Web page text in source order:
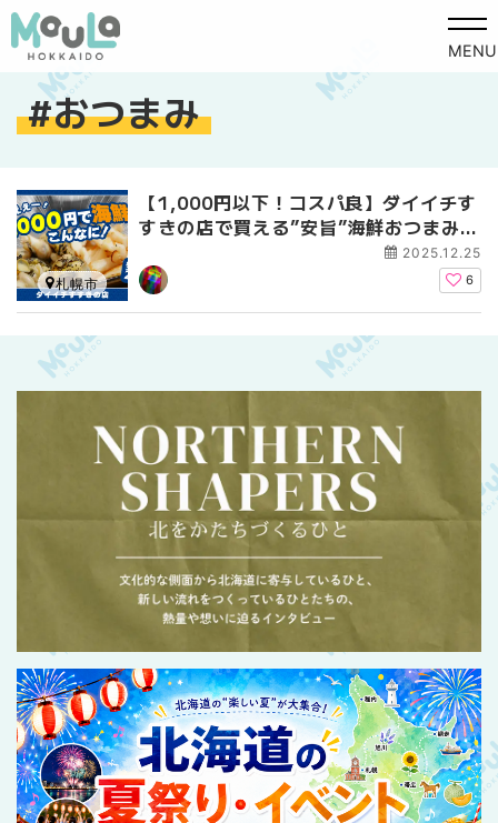
MENU
おつまみ
【1,000円以下！コスパ良】ダイイチす
すきの店で買える”安旨”海鮮おつまみ2
2025.12.25
6
札幌市